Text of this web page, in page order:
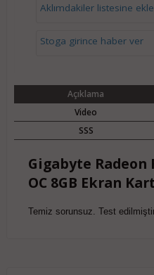
Aklımdakiler listesine ekle
Stoga girince haber ver
Açıklama
Video
SSS
Gigabyte Radeon
OC 8GB Ekran
Temiz sorunsuz. Test